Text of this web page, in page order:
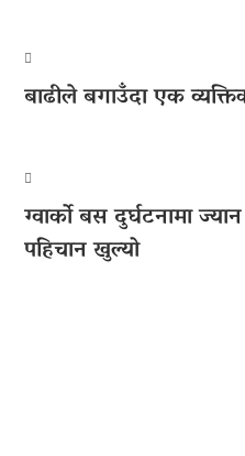
बाढीले बगाउँदा एक
ग्वार्को बस दुर्घटनामा
पहिचान खुल्यो